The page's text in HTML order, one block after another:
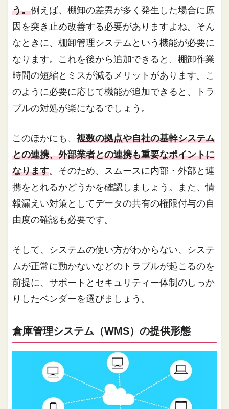
う。例えば、棚卸の差異が多く発生した場合に原
因を突き止め改善する必要がありますよね。そん
なときに、棚卸管理システムという機能が必要に
なります。これを後から追加できると、棚卸作業
時間の短縮とミスが減るメリットがあります。こ
のように必要に応じて機能が追加できると、トラ
ブルの対処が楽になるでしょう。
このほかにも、複数の拠点や自社の基幹システム
との連携、外部業者との連携も重要なポイントに
なります。そのため、スムースに内部・外部と連
携をとれるかどうかを確認しましょう。また、情
報漏えい対策としてデータの共有の権限付与の自
由度の確認も必要です。
そして、システムの使い方がわからない、システ
ムが正常に動かないなどのトラブルが起こるのを
前提に、サポートとセキュリティー体制のしっか
りしたベンダーを選びましょう。
倉庫管理システム（WMS）の提供形態